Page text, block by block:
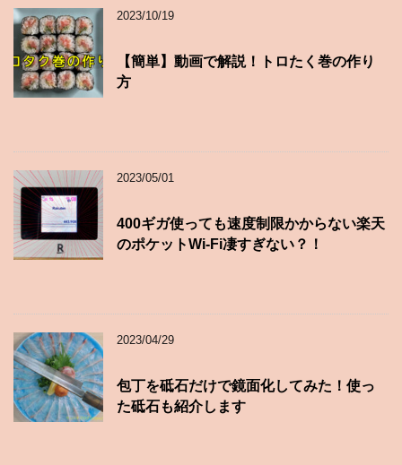
2023/10/19
【簡単】動画で解説！トロたく巻の作り
方
2023/05/01
400ギガ使っても速度制限かからない楽天
のポケットWi-Fi凄すぎない？！
2023/04/29
包丁を砥石だけで鏡面化してみた！使っ
た砥石も紹介します